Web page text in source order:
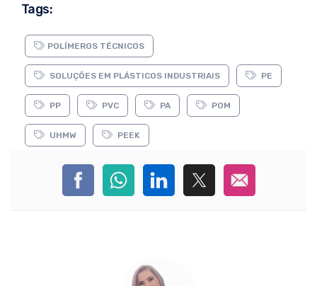
Tags:
POLÍMEROS TÉCNICOS
SOLUÇÕES EM PLÁSTICOS INDUSTRIAIS PE
PP PVC PA POM
UHMW PEEK